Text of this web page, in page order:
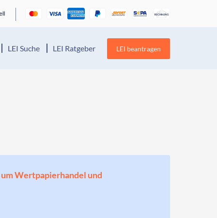
LEI Suche LEI Ratgeber LEI beantragen
Wertpapierhandel und